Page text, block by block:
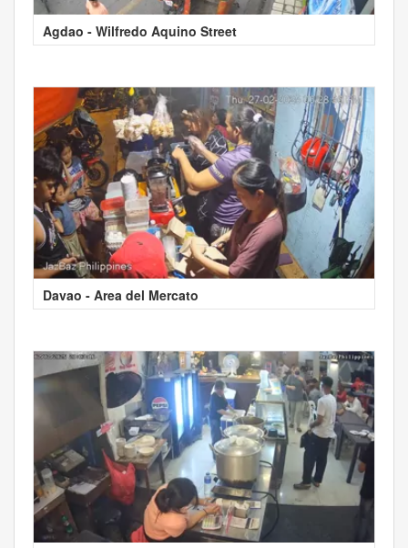
Agdao - Wilfredo Aquino Street
Davao - Area del Mercato